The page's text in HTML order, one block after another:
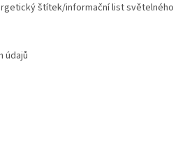
štítek/informační list světelného
údajů